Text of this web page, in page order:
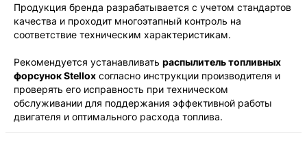
Продукция бренда разрабатывается с учетом стандартов
качества и проходит многоэтапный контроль на
соответствие техническим характеристикам.
Рекомендуется устанавливать распылитель топливных
форсунок Stellox согласно инструкции производителя и
проверять его исправность при техническом
обслуживании для поддержания эффективной работы
двигателя и оптимального расхода топлива.